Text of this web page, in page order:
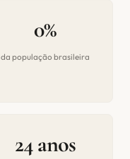
0%
da população brasileira
24 anos